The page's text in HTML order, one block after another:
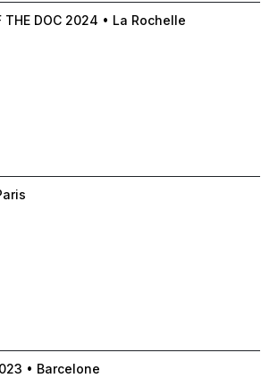
THE DOC 2024 • La Rochelle
• Barcelone